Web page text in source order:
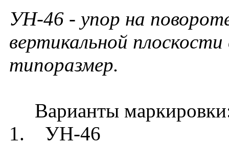
УН-46 - упор на
вертикальной
типоразмер.
Варианты
1. УН-46